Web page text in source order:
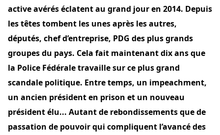
active avérés éclatent au grand jour en 2014. Depuis
les têtes tombent les unes après les autres,
députés, chef d’entreprise, PDG des plus grands
groupes du pays. Cela fait maintenant dix ans que
la Police Fédérale travaille sur ce plus grand
scandale politique. Entre temps, un impeachment,
un ancien président en prison et un nouveau
président élu... Autant de rebondissements que de
passation de pouvoir qui compliquent l’avancé des